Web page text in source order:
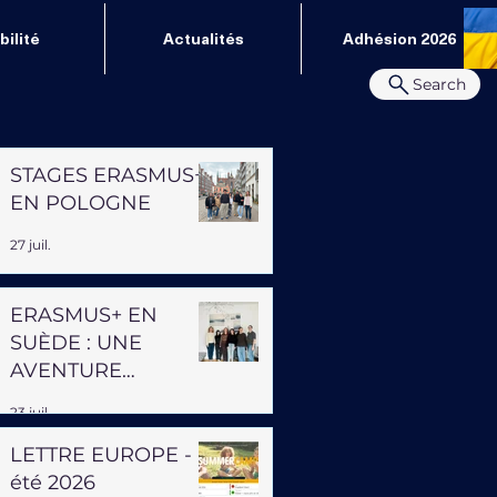
Search
Actualités Adhésion 2026
STAGES ERASMUS+
EN POLOGNE
27 juil.
ERASMUS+ EN
SUÈDE : UNE
AVENTURE
ET HUMAINE
23 juil.
LETTRE EUROPE -
été 2026